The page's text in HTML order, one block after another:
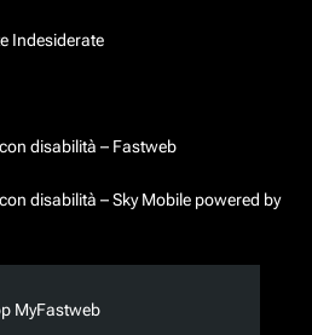
Indesiderate
disabilità – Fastweb
disabilità – Sky Mobile powered by
MyFastweb